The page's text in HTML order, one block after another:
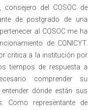
consejero del COSOC de
de postgrado de una
al COSOC me ha
de CONICYT.
critica a la institución por
tiempos de respuesta a
comprender su
dónde están sus
Como representante de